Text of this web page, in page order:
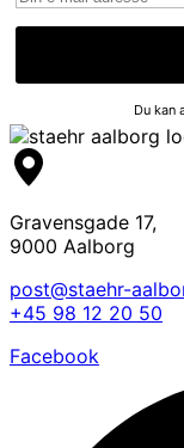
Du kan
Gravensgade 17,
9000 Aalborg
post@staehr-
+45 98 12 20 50
Facebook